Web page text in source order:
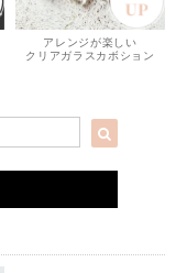
アレンジが楽しい
クリアガラスカボション